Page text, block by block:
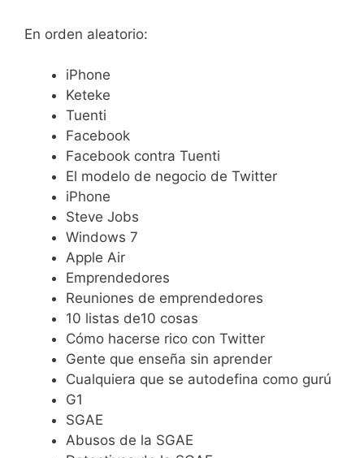
En orden aleatorio:
iPhone
Keteke
Tuenti
Facebook
Facebook contra Tuenti
El modelo de negocio de Twitter
iPhone
Steve Jobs
Windows 7
Apple Air
Emprendedores
Reuniones de emprendedores
10 listas de10 cosas
Cómo hacerse rico con Twitter
Gente que enseña sin aprender
Cualquiera que se autodefina como gurú
G1
SGAE
Abusos de la SGAE